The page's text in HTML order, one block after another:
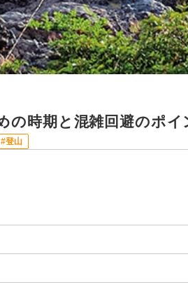
の時期と混雑回避のポイ
登山